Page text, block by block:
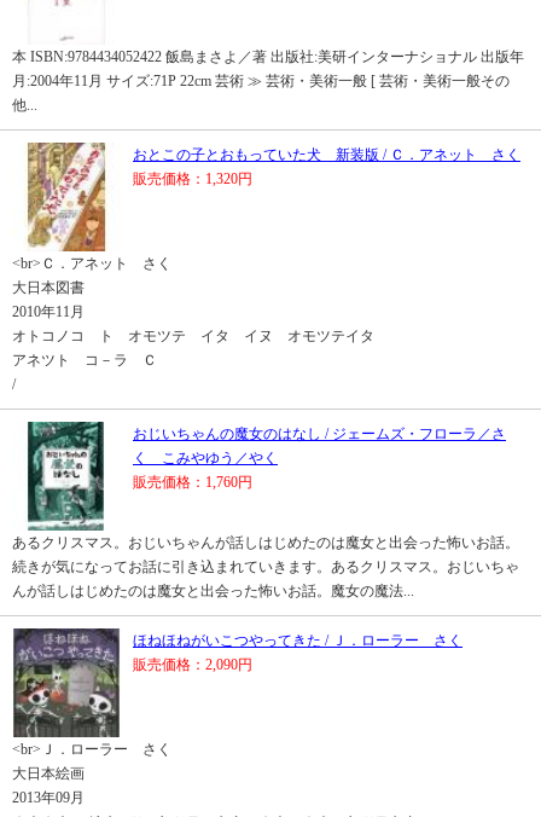
本 ISBN:9784434052422 飯島まさよ／著 出版社:美研インターナショナル 出版年
月:2004年11月 サイズ:71P 22cm 芸術 ≫ 芸術・美術一般 [ 芸術・美術一般その
他...
おとこの子とおもっていた犬 新装版 / Ｃ．アネット さく
販売価格：1,320円
<br>Ｃ．アネット さく
大日本図書
2010年11月
オトコノコ ト オモツテ イタ イヌ オモツテイタ
アネツト コ－ラ Ｃ
/
おじいちゃんの魔女のはなし / ジェームズ・フローラ／さ
く こみやゆう／やく
販売価格：1,760円
あるクリスマス。おじいちゃんが話しはじめたのは魔女と出会った怖いお話。
続きが気になってお話に引き込まれていきます。あるクリスマス。おじいちゃ
んが話しはじめたのは魔女と出会った怖いお話。魔女の魔法...
ほねほねがいこつやってきた / Ｊ．ローラー さく
販売価格：2,090円
<br>Ｊ．ローラー さく
大日本絵画
2013年09月